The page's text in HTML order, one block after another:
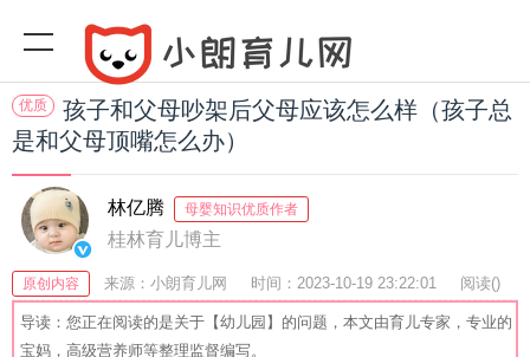
优质
孩子和父母吵架后父母应该怎么样（孩子总
是和父母顶嘴怎么办）
林亿腾 母婴知识优质作者
桂林育儿博主
原创内容 来源：小朗育儿网 时间：2023-10-19 23:22:01 阅读()
收藏：37 分享：52 爆
导读：您正在阅读的是关于【幼儿园】的问题，本文由育儿专家，专业的
宝妈，高级营养师等整理监督编写。